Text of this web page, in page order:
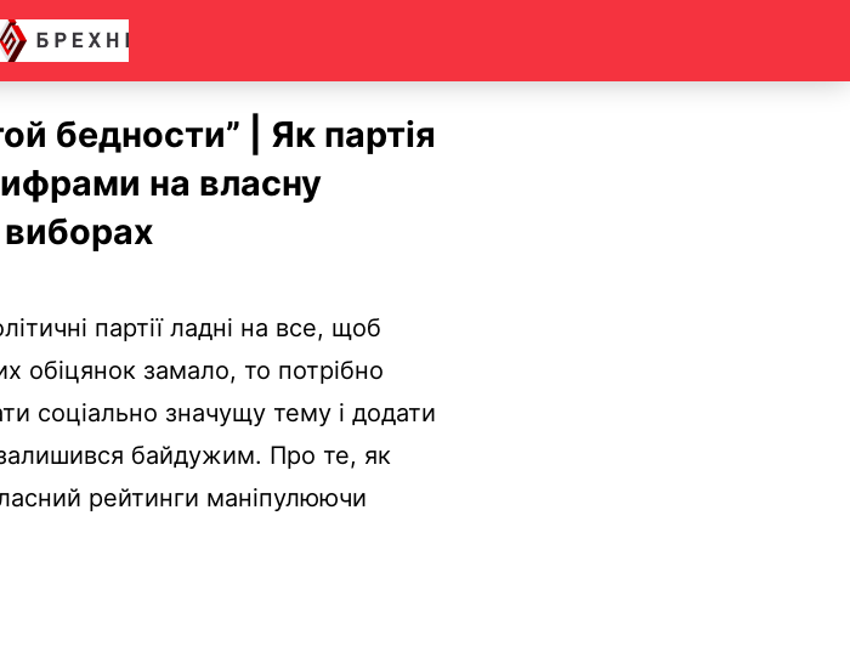
бедности” | Як партія
на власну
партії ладні на все, щоб
обіцянок замало, то потрібно
соціально значущу тему і додати
байдужим. Про те, як
рейтинги маніпулюючи